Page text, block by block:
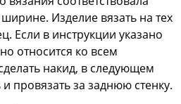
Изделие вязать на тех
Если в инструкции указано
относится ко всем
накид, в следующем
провязать за заднюю стенку.